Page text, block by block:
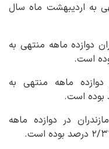
به اردیبهشت ماه سال
دوازده ماهه منتهی به
ماهه منتهی به
در دوازده ماهه